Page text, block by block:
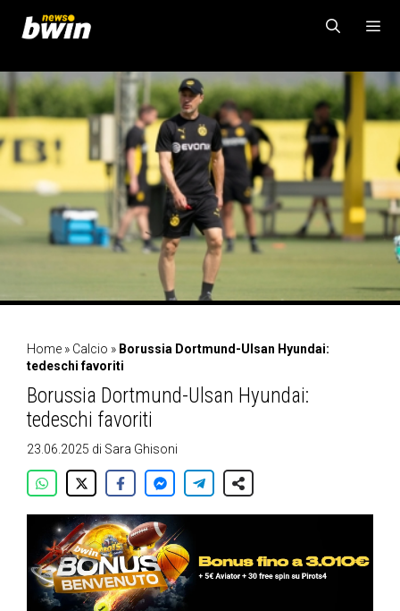
contenuto
MENU
Home » Calcio » Borussia Dortmund-Ulsan Hyundai:
tedeschi favoriti
Borussia Dortmund-Ulsan Hyundai:
tedeschi favoriti
23.06.2025 di Sara Ghisoni